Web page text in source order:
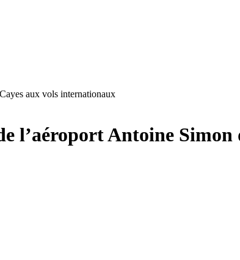
aux vols internationaux
l’aéroport Antoine Simon